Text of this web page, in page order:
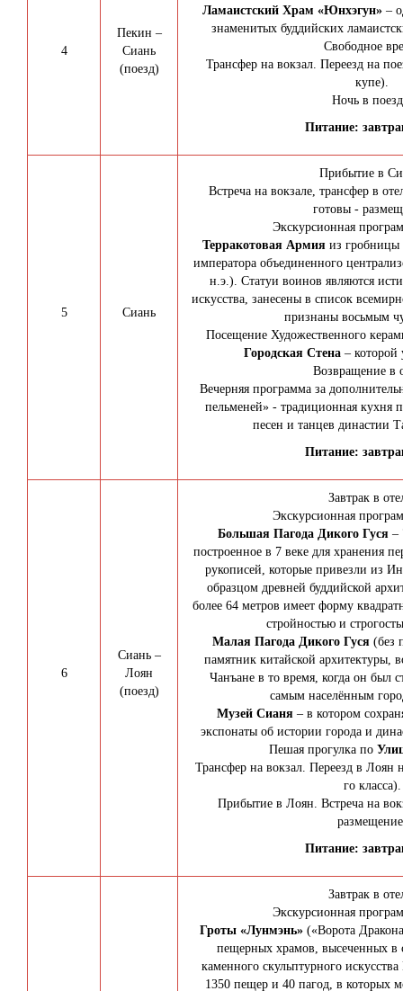
4
Пекин –
Сиань
(поезд)
Ламаистский Храм «Юнхэгун» –
знаменитых буддийских
Свободное
Трансфер на вокзал. Переезд на
купе).
Ночь в
Питание:
5 Сиань
Прибытие в
Встреча на вокзале, трансфер в
готовы -
Экскурсионная
Терракотовая Армия из
императора объединенного
н.э.). Статуи воинов являются
искусства, занесены в список
признаны восьмым
Посещение Художественного
Городская Стена – которой
Возвращение в
Вечерняя программа за
пельменей» - традиционная
песен и танцев династии
Питание:
6
Сиань –
Лоян
(поезд)
Завтрак в
Экскурсионная
Большая Пагода Дикого Гуся –
построенное в 7 веке для хранения
рукописей, которые привезли из
образцом древней буддийской
более 64 метров имеет форму
стройностью и
Малая Пагода Дикого Гуся (без
памятник китайской архитектуры,
Чанъане в то время, когда он был
самым населённым
Музей Сианя – в котором
экспонаты об истории города и
Пешая прогулка по
Трансфер на вокзал. Переезд в Лоян
го класса).
Прибытие в Лоян. Встреча на
Питание:
Завтрак в
Экскурсионная
Гроты «Лунмэнь» («Ворота
пещерных храмов, высеченных в
каменного скульптурного
1350 пещер и 40 пагод, в которых